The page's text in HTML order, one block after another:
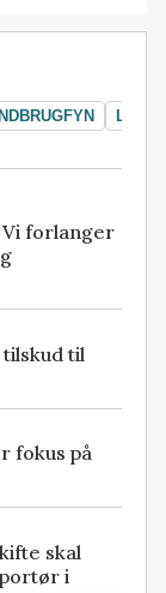
forlanger
til
fokus på
skal
i